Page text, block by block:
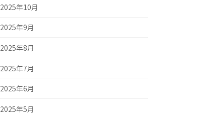
2025年10月
2025年9月
2025年8月
2025年7月
2025年6月
2025年5月